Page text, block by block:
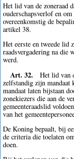
Het lid van de zoneraad
ouderschapsverlof en
overeenkomstig de
artikel 38.
Het eerste en tweede lid
raadsvergadering na die
werd.
Art. 32.
Het lid van
zelfstandig zijn mandaat
mandaat laten bijstaan
zonekiezers die aan de
gemeenteraadslid
van het
De Koning bepaalt, bij
de criteria die toelaten
doen.